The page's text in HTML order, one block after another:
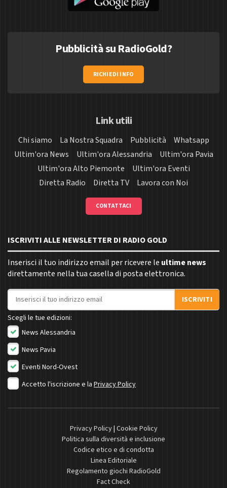
Pubblicità su RadioGold?
RICHIEDI INFO
Link utili
Chi siamo La Nostra Squadra Pubblicità
Whatsapp
Ultim'ora News
Ultim'ora Alessandria
Ultim'ora Pavia
Ultim'ora Alto Piemonte
Ultim'ora Eventi
Diretta Radio
Diretta TV Lavora con Noi
CONTATTACI
ISCRIVITI ALLE NEWSLETTER DI RADIO GOLD
Inserisci il tuo indirizzo email per ricevere le ultime news
direttamente nella tua casella di posta elettronica.
Indirizzo email
ISCRIVITI
Scegli le tue edizioni:
News Alessandria
News Pavia
Eventi Nord-Ovest
Accetto l'iscrizione e la Privacy Policy
Privacy Policy| Cookie Policy
Politica sulla diversità e inclusione
Codice etico e di condotta
Linea Editoriale
Regolamento giochi RadioGold
Fact Check